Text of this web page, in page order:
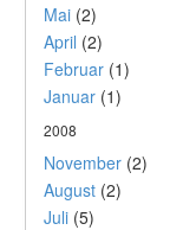
Mai (2)
April (2)
Februar (1)
Januar (1)
2008
November (2)
August (2)
Juli (5)